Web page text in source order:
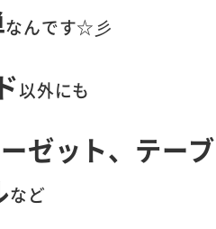
なんです☆彡
以外にも
ゼット、テーブ
など